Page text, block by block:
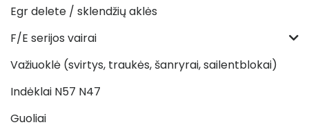
Egr delete / sklendžių aklės
F/E serijos vairai
Važiuoklė (svirtys, traukės, šanryrai, sailentblokai)
Indėklai N57 N47
Guoliai